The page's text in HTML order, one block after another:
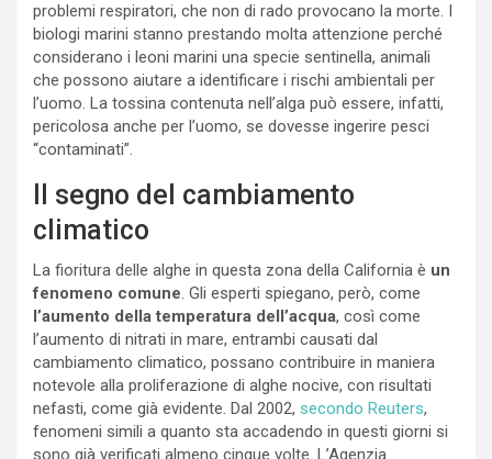
problemi respiratori, che non di rado provocano la morte. I
biologi marini stanno prestando molta attenzione perché
considerano i leoni marini una specie sentinella, animali
che possono aiutare a identificare i rischi ambientali per
l’uomo. La tossina contenuta nell’alga può essere, infatti,
pericolosa anche per l’uomo, se dovesse ingerire pesci
“contaminati”.
Il segno del cambiamento
climatico
La fioritura delle alghe in questa zona della California è un
fenomeno comune. Gli esperti spiegano, però, come
l’aumento della temperatura dell’acqua, così come
l’aumento di nitrati in mare, entrambi causati dal
cambiamento climatico, possano contribuire in maniera
notevole alla proliferazione di alghe nocive, con risultati
nefasti, come già evidente. Dal 2002, secondo Reuters,
fenomeni simili a quanto sta accadendo in questi giorni si
sono già verificati almeno cinque volte. L’Agenzia